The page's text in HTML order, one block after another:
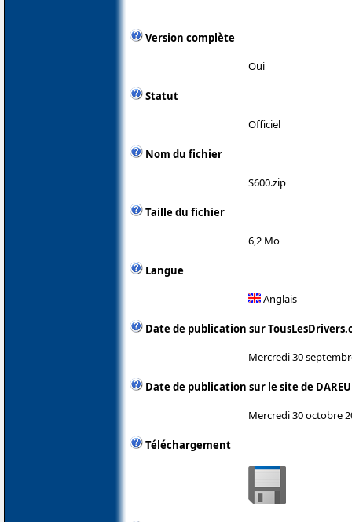
Version complète
Oui
Statut
Officiel
Nom du fichier
S600.zip
Taille du fichier
6,2 Mo
Langue
Anglais
Date de publication sur
Mercredi 30
Date de publication sur le site de DAREU
Mercredi 30 octobre
Téléchargement